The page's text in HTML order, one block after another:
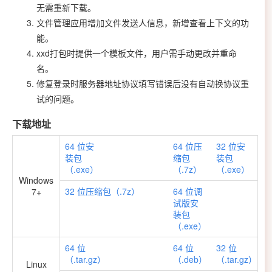
无需重新下载。
文件管理应用增加文件发送人信息，新增查看上下文的功
能。
xxd打包时提供一个模板文件，用户需手动更改并重命
名。
修复登录时服务器地址协议填写错误后没有自动换协议重
试的问题。
下载地址
Windows
7+
64 位安
装包
（.exe）
64 位压
缩包
（.7z）
32 位安
装包
（.exe）
32 位压缩包（.7z）
64 位调
试版安
装包
（.exe）
Linux
64 位
（.tar.gz）
64 位
（.deb）
32 位
（.tar.gz）